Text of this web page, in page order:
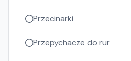
Przecinarki
Przepychacze do rur